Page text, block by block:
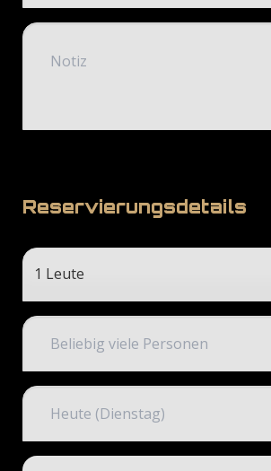
Reservierungsdetails